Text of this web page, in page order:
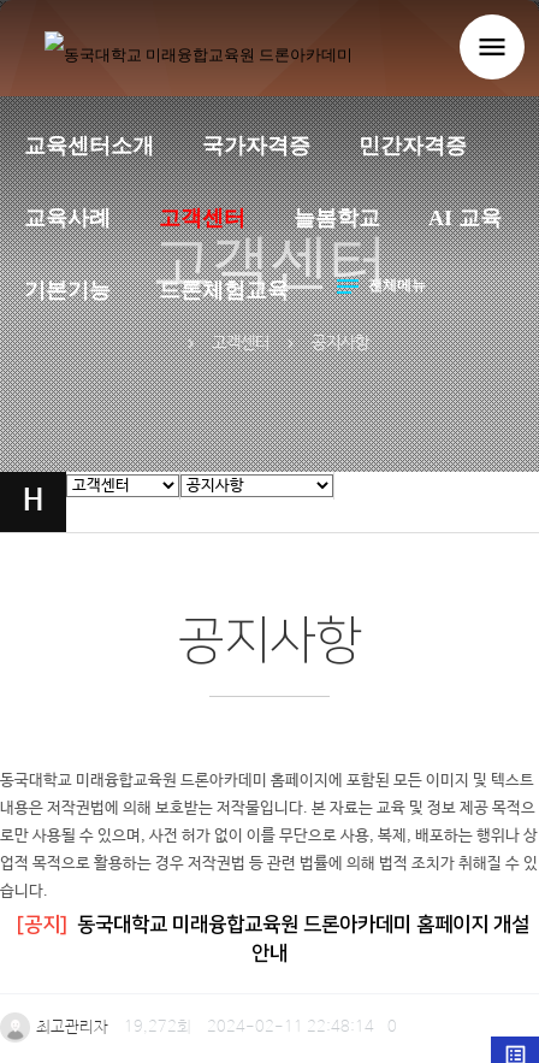
교육센터소개 국가자격증 민간자격증
교육사례 고객센터 늘봄학교 AI 교육
기본기능 드론체험교육 notes 전체메뉴
menu
고객센터
chevron_right 고객센터 chevron_right 공지사항
H
공지사항
동국대학교 미래융합교육원 드론아카데미 홈페이지에 포함된 모든 이미지 및 텍스트
내용은 저작권법에 의해 보호받는 저작물입니다. 본 자료는 교육 및 정보 제공 목적으
로만 사용될 수 있으며, 사전 허가 없이 이를 무단으로 사용, 복제, 배포하는 행위나 상
업적 목적으로 활용하는 경우 저작권법 등 관련 법률에 의해 법적 조치가 취해질 수 있
습니다.
[공지]
동국대학교 미래융합교육원 드론아카데미 홈페이지 개설
안내
최고관리자 19,272회 2024-02-11 22:48:14 0
list_alt